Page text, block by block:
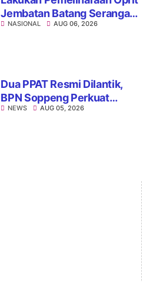
Jembatan Batang Serangan,
Hutama Karya Uji Coba
NASIONAL AUG 06, 2026
Dua PPAT Resmi Dilantik,
BPN Soppeng Perkuat
Pelayanan Pertanahan
NEWS AUG 05, 2026